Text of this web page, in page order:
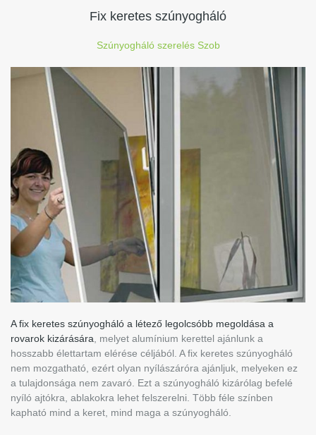
Fix keretes szúnyogháló
Szúnyogháló szerelés Szob
A fix keretes szúnyogháló a létező legolcsóbb megoldása a
rovarok kizárására, melyet alumínium kerettel ajánlunk a
hosszabb élettartam elérése céljából. A fix keretes szúnyogháló
nem mozgatható, ezért olyan nyílászáróra ajánljuk, melyeken ez
a tulajdonsága nem zavaró. Ezt a szúnyogháló kizárólag befelé
nyíló ajtókra, ablakokra lehet felszerelni. Több féle színben
kapható mind a keret, mind maga a szúnyogháló.